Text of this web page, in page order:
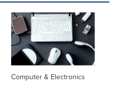
Computer & Electronics